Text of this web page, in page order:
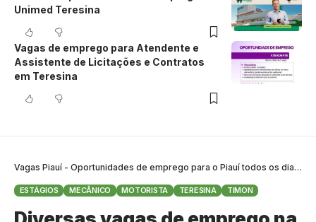
Unimed Teresina
Vagas de emprego para Atendente e
Assistente de Licitações e Contratos
em Teresina
Vagas Piauí - Oportunidades de emprego para o Piauí todos os dias>
ESTÁGIOS MECÂNICO MOTORISTA TERESINA TIMON